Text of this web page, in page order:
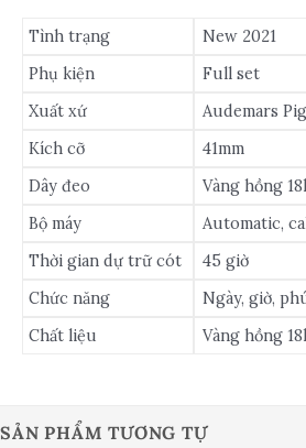
Tình trạng
New 2021
Phụ kiện
Full set
Xuất xứ
Audemars
Kích cỡ
41mm
Dây đeo
Vàng hồng
Bộ máy
Automatic,
Thời gian dự trữ cót
45 giờ
Chức năng
Ngày, giờ,
Chất liệu
Vàng hồng
SẢN PHẨM TƯƠNG TỰ